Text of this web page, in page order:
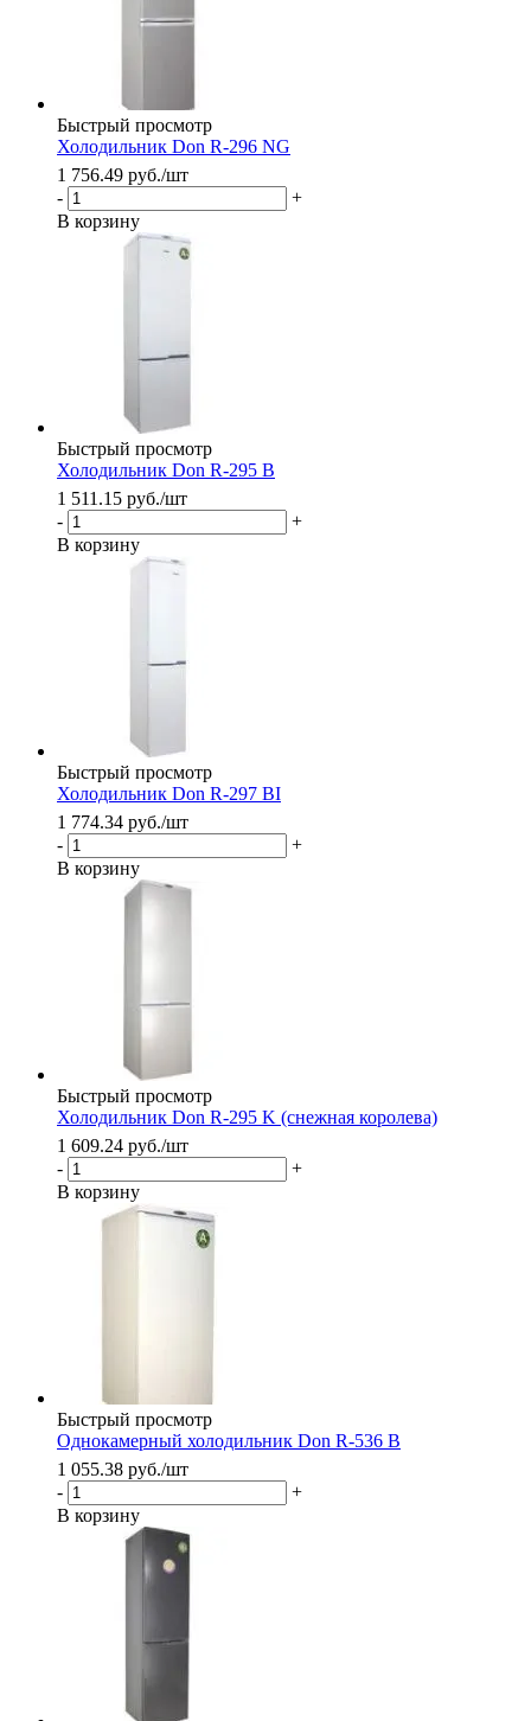
Быстрый просмотр
Холодильник Don R-296 NG
1 756.49 руб./шт
-
+
В корзину
Быстрый просмотр
Холодильник Don R-295 B
1 511.15 руб./шт
-
+
В корзину
Быстрый просмотр
Холодильник Don R-297 BI
1 774.34 руб./шт
-
+
В корзину
Быстрый просмотр
Холодильник Don R-295 K (снежная королева)
1 609.24 руб./шт
-
+
В корзину
Быстрый просмотр
Однокамерный холодильник Don R-536 B
1 055.38 руб./шт
-
+
В корзину